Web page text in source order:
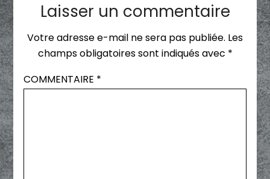
Laisser un commentaire
Votre adresse e-mail ne sera pas publiée. Les
champs obligatoires sont indiqués avec *
COMMENTAIRE *